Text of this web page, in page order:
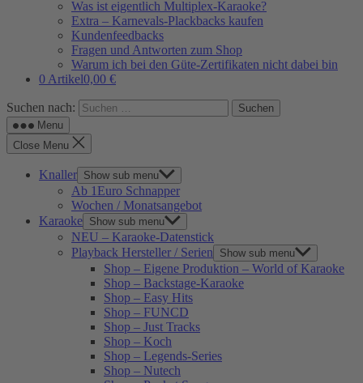
Was ist eigentlich Multiplex-Karaoke?
Extra – Karnevals-Plackbacks kaufen
Kundenfeedbacks
Fragen und Antworten zum Shop
Warum ich bei den Güte-Zertifikaten nicht dabei bin
0 Artikel0,00 €
Suchen nach:
Menu
Close Menu
Knaller Show sub menu
Ab 1Euro Schnapper
Wochen / Monatsangebot
Karaoke Show sub menu
NEU – Karaoke-Datenstick
Playback Hersteller / Serien
Show sub menu
Shop – Eigene Produktion – World of Karaoke
Shop – Backstage-Karaoke
Shop – Easy Hits
Shop – FUNCD
Shop – Just Tracks
Shop – Koch
Shop – Legends-Series
Shop – Nutech